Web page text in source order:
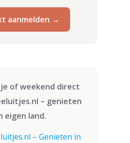
aanmelden →
of weekend direct
– genieten
eigen land.